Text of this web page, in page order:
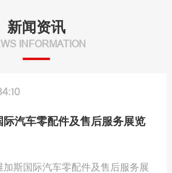
新闻资讯
际汽车零配件及售后服务展览
斯国际汽车零配件及售后服务展